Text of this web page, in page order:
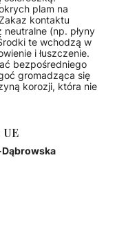
plam na
kontaktu
(np. płyny
te wchodzą w
i łuszczenie.
bezpośredniego
gromadząca się
korozji, która nie
UE
Dąbrowska